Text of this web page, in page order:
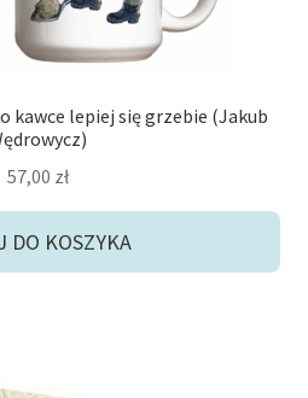
kawce lepiej się grzebie (Jakub
57,00 zł
DO KOSZYKA